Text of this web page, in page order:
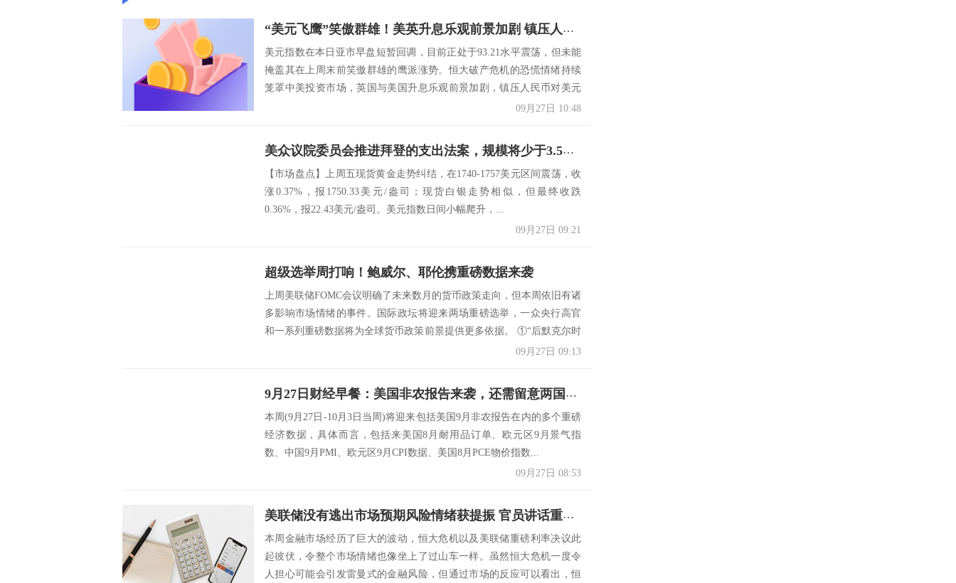
“美元飞鹰”笑傲群雄！美英升息乐观前景加剧 镇压人民币中间价下调96基点
美元指数在本日亚市早盘短暂回调，目前正处于93.21水平震荡，但未能
掩盖其在上周末前笑傲群雄的鹰派涨势。恒大破产危机的恐慌情绪持续
笼罩中美投资市场，英国与美国升息乐观前景加剧，镇压人民币对美元
09月27日 10:48
美众议院委员会推进拜登的支出法案，规模将少于3.5万亿美元
【市场盘点】上周五现货黄金走势纠结，在1740-1757美元区间震荡，收
涨0.37%，报1750.33美元/盎司；现货白银走势相似，但最终收跌
0.36%，报22.43美元/盎司。美元指数日间小幅爬升，...
09月27日 09:21
超级选举周打响！鲍威尔、耶伦携重磅数据来袭
上周美联储FOMC会议明确了未来数月的货币政策走向，但本周依旧有诸
多影响市场情绪的事件。国际政坛将迎来两场重磅选举，一众央行高官
和一系列重磅数据将为全球货币政策前景提供更多依据。 ①“后默克尔时
09月27日 09:13
9月27日财经早餐：美国非农报告来袭，还需留意两国大选
本周(9月27日-10月3日当周)将迎来包括美国9月非农报告在内的多个重磅
经济数据，具体而言，包括来美国8月耐用品订单、欧元区9月景气指
数、中国9月PMI、欧元区9月CPI数据、美国8月PCE物价指数...
09月27日 08:53
美联储没有逃出市场预期风险情绪获提振 官员讲话重磅数据密集到来 下周金融市场重要指标和风险事件提醒
本周金融市场经历了巨大的波动，恒大危机以及美联储重磅利率决议此
起彼伏，令整个市场情绪也像坐上了过山车一样。虽然恒大危机一度令
人担心可能会引发雷曼式的金融风险，但通过市场的反应可以看出，恒